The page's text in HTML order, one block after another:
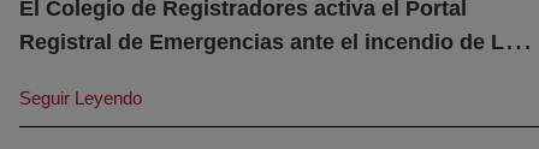
El Colegio de Registradores activa el Portal
Registral de Emergencias ante el incendio de Los
Seguir Leyendo